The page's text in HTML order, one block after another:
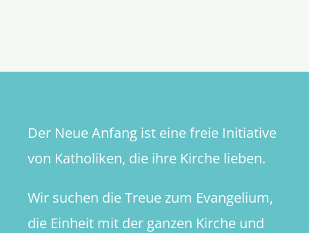
Der Neue Anfang ist eine freie Initiative
von Katholiken, die ihre Kirche lieben.
Wir suchen die Treue zum Evangelium,
die Einheit mit der ganzen Kirche und